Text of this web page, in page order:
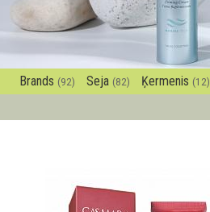
Brands (92) Seja (82) Ķermenis (12)